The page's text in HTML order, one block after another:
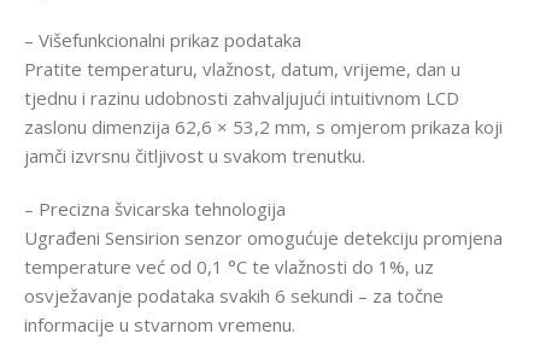
– Višefunkcionalni prikaz podataka
Pratite temperaturu, vlažnost, datum, vrijeme, dan u
tjednu i razinu udobnosti zahvaljujući intuitivnom LCD
zaslonu dimenzija 62,6 × 53,2 mm, s omjerom prikaza koji
jamči izvrsnu čitljivost u svakom trenutku.
– Precizna švicarska tehnologija
Ugrađeni Sensirion senzor omogućuje detekciju promjena
temperature već od 0,1 °C te vlažnosti do 1%, uz
osvježavanje podataka svakih 6 sekundi – za točne
informacije u stvarnom vremenu.